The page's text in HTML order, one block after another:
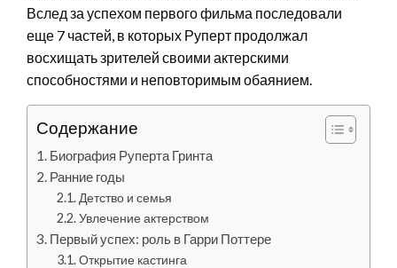
Вслед за успехом первого фильма последовали
еще 7 частей, в которых Руперт продолжал
восхищать зрителей своими актерскими
способностями и неповторимым обаянием.
Содержание
Биография Руперта Гринта
Ранние годы
Детство и семья
Увлечение актерством
Первый успех: роль в Гарри Поттере
Открытие кастинга